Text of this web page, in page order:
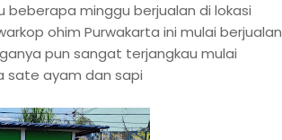
minggu berjualan di lokasi
ohim Purwakarta ini mulai berjualan
pun sangat terjangkau mulai
sate ayam dan sapi